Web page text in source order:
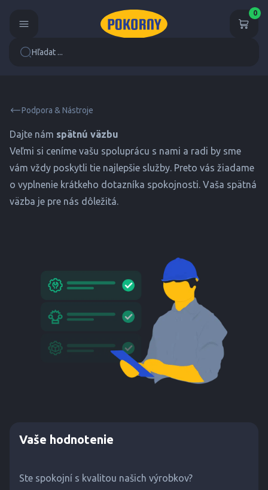
Hľadat ...
0
Podpora & Nástroje
Dajte nám spätnú väzbu
Veľmi si ceníme vašu spoluprácu s nami a radi by sme
vám vždy poskytli tie najlepšie služby. Preto vás žiadame
o vyplnenie krátkeho dotazníka spokojnosti. Vaša spätná
väzba je pre nás dôležitá.
Vaše hodnotenie
Ste spokojní s kvalitou našich výrobkov?